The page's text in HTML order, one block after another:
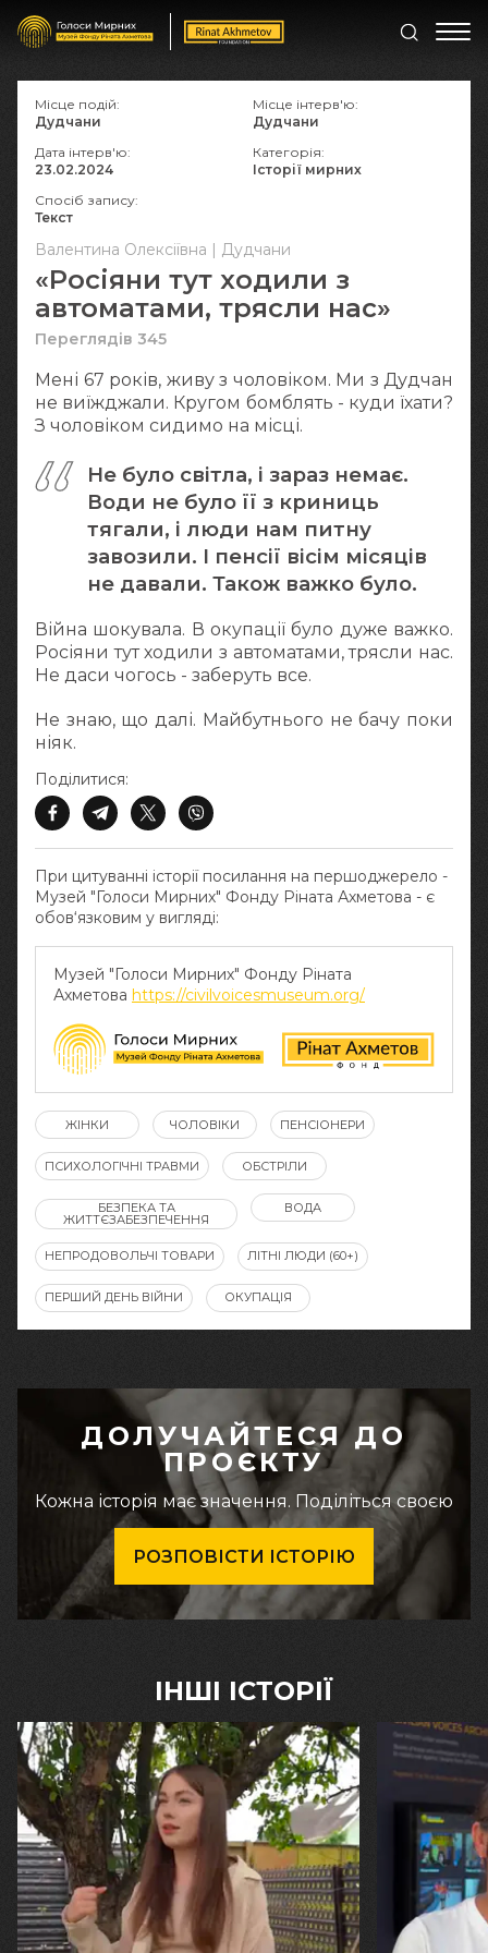
Валентина Олексіївна | Дудчани
«Росіяни тут ходили з
автоматами, трясли нас»
Переглядів 345
Мені 67 років, живу з чоловіком. Ми з Дудчан
не виїжджали. Кругом бомблять - куди їхати?
З чоловіком сидимо на місці.
Не було світла, і зараз немає.
Води не було її з криниць
тягали, і люди нам питну
завозили. І пенсії вісім місяців
не давали. Також важко було.
Війна шокувала. В окупації було дуже важко.
Росіяни тут ходили з автоматами, трясли нас.
Не даси чогось - заберуть все.
Не знаю, що далі. Майбутнього не бачу поки
ніяк.
При цитуванні історії посилання на першоджерело -
Музей "Голоси Мирних" Фонду Ріната Ахметова - є
обов‘язковим у вигляді:
Музей "Голоси Мирних" Фонду Ріната
Ахметова https://civilvoicesmuseum.org/
Поділитися:
Місце подій:
Дудчани
Місце інтерв'ю:
Дудчани
Дата інтерв'ю:
23.02.2024
Категорія:
Історії мирних
Спосіб запису:
Текст
ЖІНКИ ЧОЛОВІКИ ПЕНСІОНЕРИ
ПСИХОЛОГІЧНІ ТРАВМИ ОБСТРІЛИ
БЕЗПЕКА ТА
ЖИТТЄЗАБЕЗПЕЧЕННЯ
ВОДА
НЕПРОДОВОЛЬЧІ ТОВАРИ ЛІТНІ ЛЮДИ (60+)
ПЕРШИЙ ДЕНЬ ВІЙНИ ОКУПАЦІЯ
ДОЛУЧАЙТЕСЯ ДО
ПРОЄКТУ
Кожна історія має значення. Поділіться своєю
РОЗПОВІСТИ ІСТОРІЮ
ІНШІ ІСТОРІЇ
30.07.2026
29.07.2026